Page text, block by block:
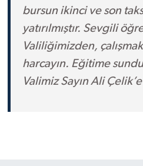
bursun ikinci ve son
yatırılmıştır. Sevgili
Valiliğimizden,
harcayın. Eğitime
Valimiz Sayın Ali